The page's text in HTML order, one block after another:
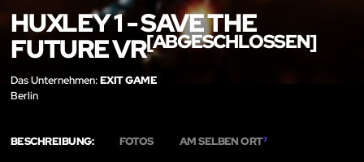
HUXLEY 1 - SAVE THE
FUTURE VR[ABGESCHLOSSEN]
Das Unternehmen:EXIT GAME
Berlin
BESCHREIBUNG: FOTOS AM SELBEN ORT7